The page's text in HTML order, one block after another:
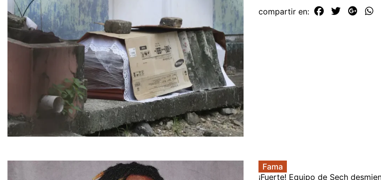
compartir en:
Fama
¡Fuerte! Equipo de Sech